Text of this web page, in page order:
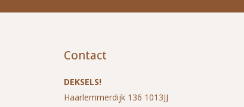
Contact
DEKSELS!
Haarlemmerdijk 136 1013JJ